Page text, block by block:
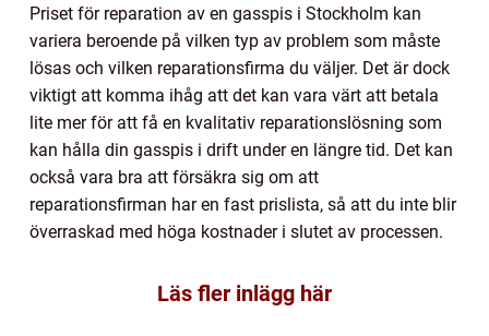
Priset för reparation av en gasspis i Stockholm kan
variera beroende på vilken typ av problem som måste
lösas och vilken reparationsfirma du väljer. Det är dock
viktigt att komma ihåg att det kan vara värt att betala
lite mer för att få en kvalitativ reparationslösning som
kan hålla din gasspis i drift under en längre tid. Det kan
också vara bra att försäkra sig om att
reparationsfirman har en fast prislista, så att du inte blir
överraskad med höga kostnader i slutet av processen.
Läs fler inlägg här